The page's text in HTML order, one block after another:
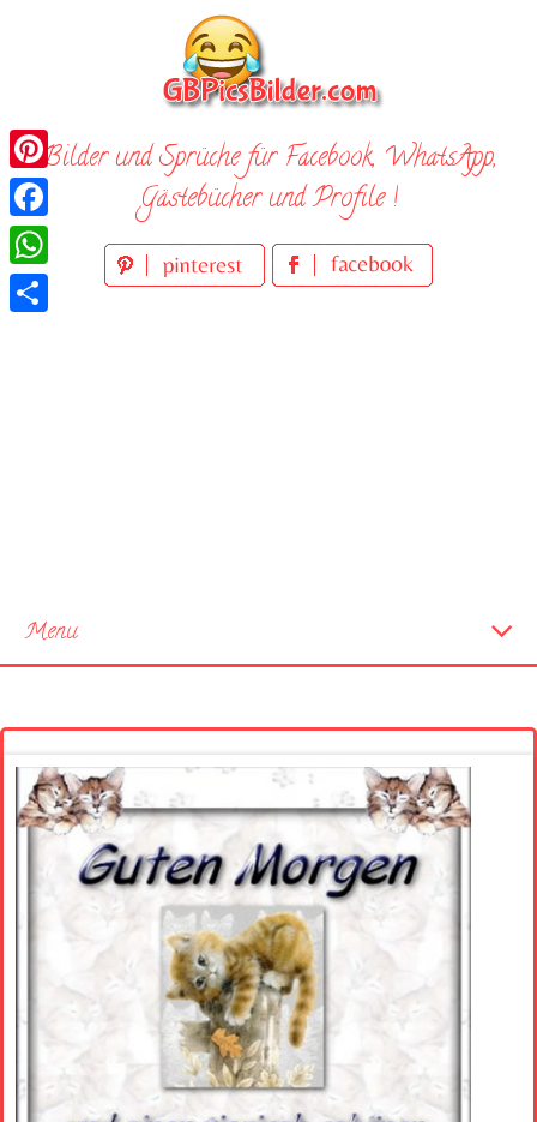
Bilder und Sprüche für Facebook, WhatsApp,
Gästebücher und Profile !
Menu
Pinterest
Facebook
WhatsApp